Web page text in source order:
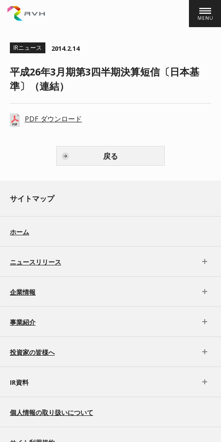
IRニュース 2014.2.14
平成26年3月期第3四半期決算短信〔日本基
準〕（連結）
PDF ダウンロード
戻る
サイトマップ
ホーム
ニュースリリース
企業情報
事業紹介
投資家の皆様へ
IR資料
個人情報の取り扱いについて